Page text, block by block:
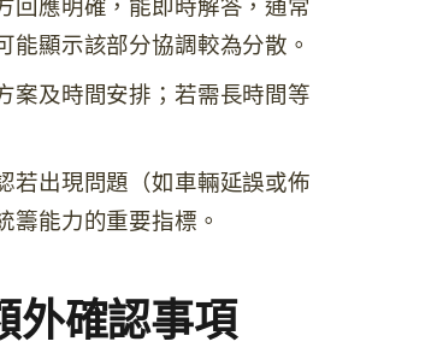
回應明確，能即時解答，通常
顯示該部分協調較為分散。
案及時間安排；若需長時間等
若出現問題（如車輛延誤或佈
籌能力的重要指標。
外確認事項